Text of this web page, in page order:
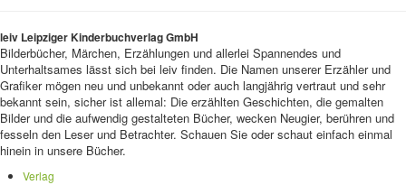
leiv Leipziger Kinderbuchverlag GmbH
Bilderbücher, Märchen, Erzählungen und allerlei Spannendes und
Unterhaltsames lässt sich bei leiv finden. Die Namen unserer Erzähler und
Grafiker mögen neu und unbekannt oder auch langjährig vertraut und sehr
bekannt sein, sicher ist allemal: Die erzählten Geschichten, die gemalten
Bilder und die aufwendig gestalteten Bücher, wecken Neugier, berühren und
fesseln den Leser und Betrachter. Schauen Sie oder schaut einfach einmal
hinein in unsere Bücher.
Verlag